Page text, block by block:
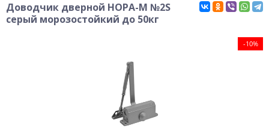
Доводчик дверной НОРА-М №2S
серый морозостойкий до 50кг
-10%